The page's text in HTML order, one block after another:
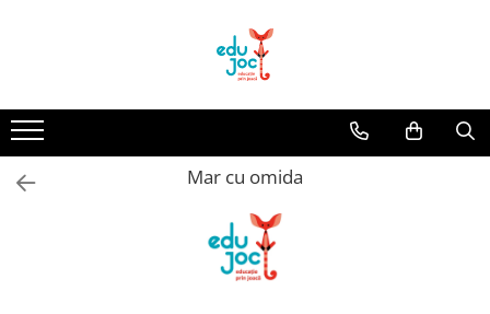
1-2 ani
3-4 ani
5-7 ani
Mar cu omida